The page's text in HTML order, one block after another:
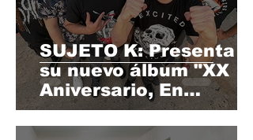
SUJETO K: Presenta
su nuevo álbum "XX
Aniversario, En
Directo" grabado en la
Sala Moon.